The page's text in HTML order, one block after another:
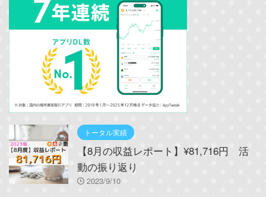
トータル実績
【8月の収益レポート】¥81,716円 活
動の振り返り
2023/9/10